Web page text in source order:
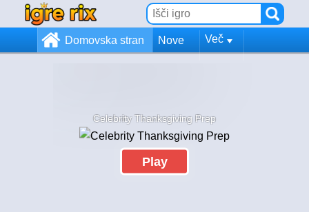
Domovska stran Nove Več
Celebrity Thanksgiving Prep
Play